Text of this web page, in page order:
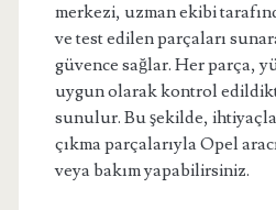
merkezi, uzman ekibi
ve test edilen parçaları
güvence sağlar. Her parça,
uygun olarak kontrol
sunulur. Bu şekilde,
çıkma parçalarıyla Opel
veya bakım yapabilirsiniz.